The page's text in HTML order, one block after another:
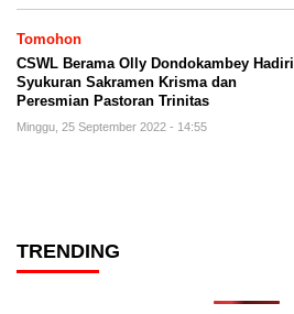
Tomohon
CSWL Berama Olly Dondokambey Hadiri
Syukuran Sakramen Krisma dan
Peresmian Pastoran Trinitas
Minggu, 25 September 2022 - 14:55
TRENDING